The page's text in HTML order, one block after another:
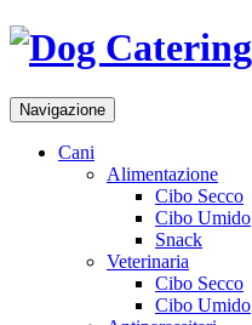
Navigazione
Cani
Alimentazione
Cibo Secco
Cibo Umido
Snack
Veterinaria
Cibo Secco
Cibo Umido